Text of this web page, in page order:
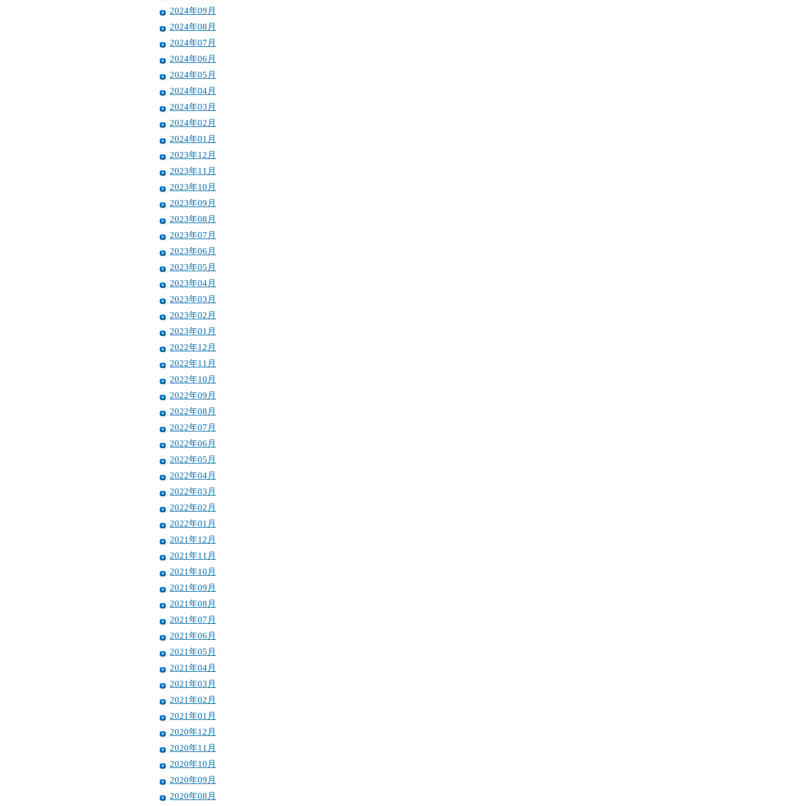
2024年09月
2024年08月
2024年07月
2024年06月
2024年05月
2024年04月
2024年03月
2024年02月
2024年01月
2023年12月
2023年11月
2023年10月
2023年09月
2023年08月
2023年07月
2023年06月
2023年05月
2023年04月
2023年03月
2023年02月
2023年01月
2022年12月
2022年11月
2022年10月
2022年09月
2022年08月
2022年07月
2022年06月
2022年05月
2022年04月
2022年03月
2022年02月
2022年01月
2021年12月
2021年11月
2021年10月
2021年09月
2021年08月
2021年07月
2021年06月
2021年05月
2021年04月
2021年03月
2021年02月
2021年01月
2020年12月
2020年11月
2020年10月
2020年09月
2020年08月